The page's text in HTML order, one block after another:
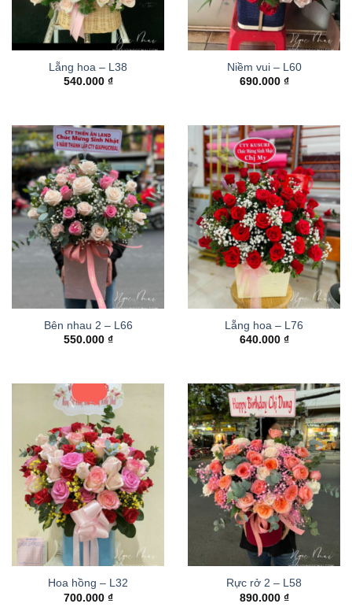
Lẵng hoa – L38
540.000 ₫
Niềm vui – L60
690.000 ₫
Bên nhau 2 – L66
550.000 ₫
Lẵng hoa – L76
640.000 ₫
Hoa hồng – L32
700.000 ₫
Rực rở 2 – L58
890.000 ₫